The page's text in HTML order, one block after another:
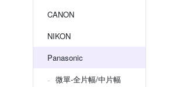
CANON
NIKON
Panasonic
微單-全片幅/中片幅